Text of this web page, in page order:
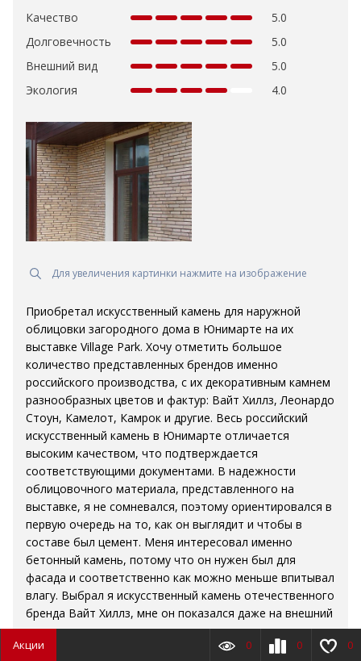
Качество
5.0
Долговечность
5.0
Внешний вид
5.0
Экология
4.0
Для увеличения картинки нажмите на изображение
Приобретал искусственный камень для наружной
облицовки загородного дома в Юнимарте на их
выставке Village Park. Хочу отметить большое
количество представленных брендов именно
российского производства, с их декоративным камнем
разнообразных цветов и фактур: Вайт Хиллз, Леонардо
Стоун, Камелот, Камрок и другие. Весь российский
искусственный камень в Юнимарте отличается
высоким качеством, что подтверждается
соответствующими документами. В надежности
облицовочного материала, представленного на
выставке, я не сомневался, поэтому ориентировался в
первую очередь на то, как он выглядит и чтобы в
составе был цемент. Меня интересовал именно
бетонный камень, потому что он нужен был для
фасада и соответственно как можно меньше впитывал
влагу. Выбрал я искусственный камень отечественного
бренда Вайт Хиллз, мне он показался даже на внешний
вид очень надежным, а после ознакомления с его
техническими характеристиками сомнений и вовсе не
Акции 0 0 0